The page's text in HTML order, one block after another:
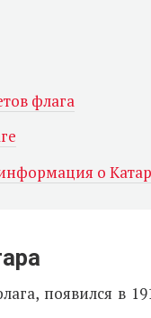
флага
о
появился в